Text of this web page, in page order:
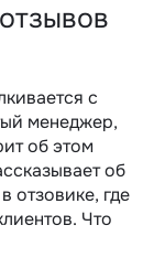
с
менеджер,
об этом
об
отзовике, где
Что